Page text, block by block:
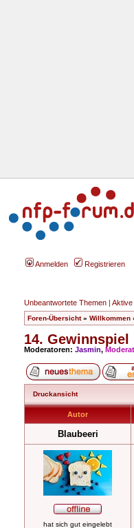
Anmelden Registrieren
Unbeantwortete Themen | Aktive
Foren-Übersicht» Willkommen
14. Gewinnspiel
Moderatoren: Jasmin,
Druckansicht
Autor
Blaubeeri
hat sich gut eingelebt